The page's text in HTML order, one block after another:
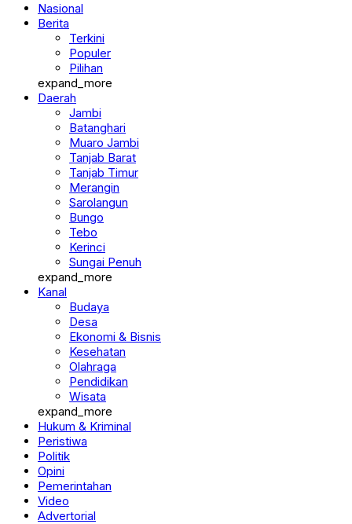
Nasional
Berita
Terkini
Populer
Pilihan
expand_more
Daerah
Jambi
Batanghari
Muaro Jambi
Tanjab Barat
Tanjab Timur
Merangin
Sarolangun
Bungo
Tebo
Kerinci
Sungai Penuh
expand_more
Kanal
Budaya
Desa
Ekonomi & Bisnis
Kesehatan
Olahraga
Pendidikan
Wisata
expand_more
Hukum & Kriminal
Peristiwa
Politik
Opini
Pemerintahan
Video
Advertorial